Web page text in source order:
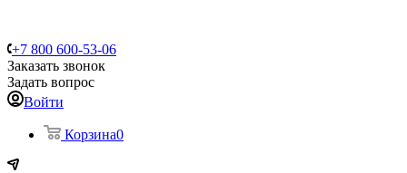
+7 800 600-53-06
Заказать звонок
Задать вопрос
Войти
Корзина0